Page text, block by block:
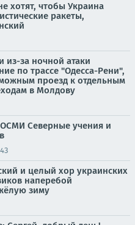
хотят, чтобы Украина
ракеты,
из-за ночной атаки
по трассе "Одесса-Рени",
проезд к отдельным
в Молдову
Северные учения и
и целый хор украинских
наперебой
зиму